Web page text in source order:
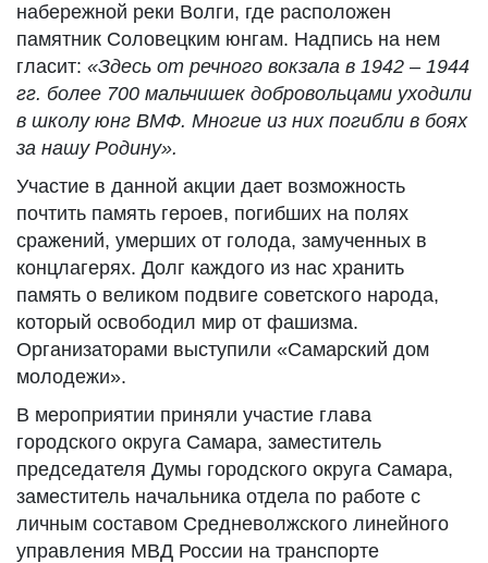
набережной реки Волги, где расположен
памятник Соловецким юнгам. Надпись на нем
гласит: «Здесь от речного вокзала в 1942 – 1944
гг. более 700 мальчишек добровольцами уходили
в школу юнг ВМФ. Многие из них погибли в боях
за нашу Родину».
Участие в данной акции дает возможность
почтить память героев, погибших на полях
сражений, умерших от голода, замученных в
концлагерях. Долг каждого из нас хранить
память о великом подвиге советского народа,
который освободил мир от фашизма.
Организаторами выступили «Самарский дом
молодежи».
В мероприятии приняли участие глава
городского округа Самара, заместитель
председателя Думы городского округа Самара,
заместитель начальника отдела по работе с
личным составом Средневолжского линейного
управления МВД России на транспорте